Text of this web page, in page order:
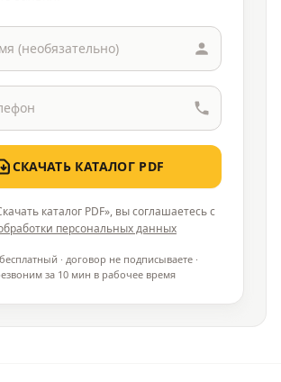
СКАЧАТЬ КАТАЛОГ PDF
каталог PDF», вы соглашаетесь с
персональных данных
· договор не подписываете ·
за 10 мин в рабочее время